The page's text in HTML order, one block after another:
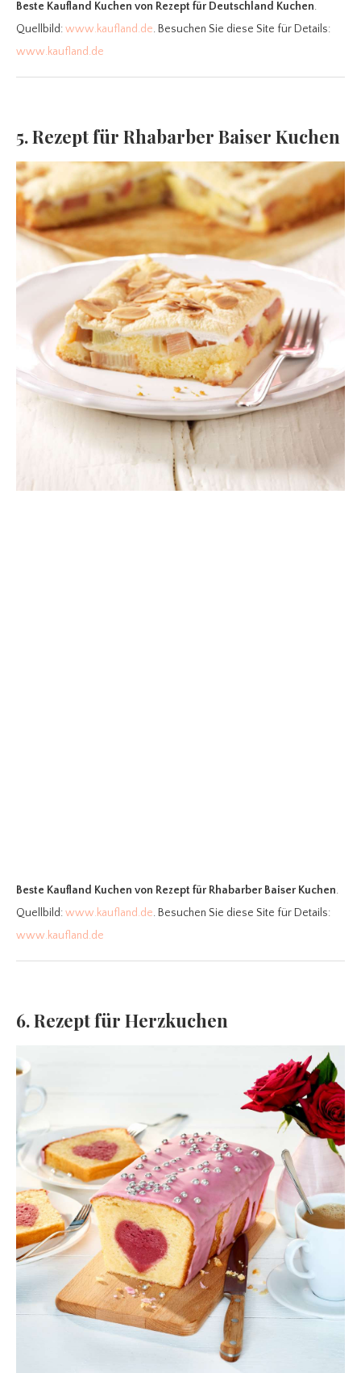
Beste Kaufland Kuchen von Rezept für Deutschland Kuchen.
Quellbild:www.kaufland.de. Besuchen Sie diese Site für Details:
www.kaufland.de
5. Rezept für Rhabarber Baiser Kuchen
Beste Kaufland Kuchen von Rezept für Rhabarber Baiser Kuchen.
Quellbild:www.kaufland.de. Besuchen Sie diese Site für Details:
www.kaufland.de
6. Rezept für Herzkuchen